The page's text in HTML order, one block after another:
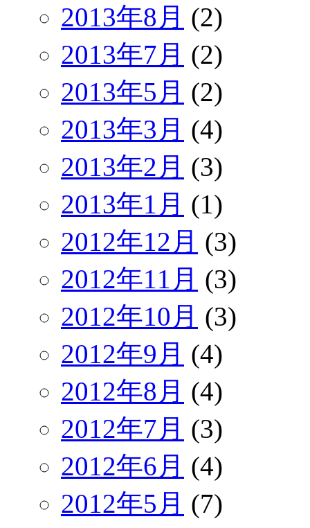
2013年8月 (2)
2013年7月 (2)
2013年5月 (2)
2013年3月 (4)
2013年2月 (3)
2013年1月 (1)
2012年12月 (3)
2012年11月 (3)
2012年10月 (3)
2012年9月 (4)
2012年8月 (4)
2012年7月 (3)
2012年6月 (4)
2012年5月 (7)